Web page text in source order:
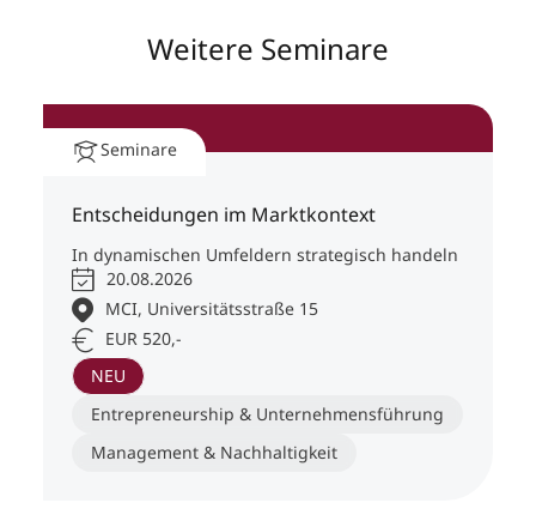
Weitere Seminare
Seminare
Entscheidungen im Marktkontext
In dynamischen Umfeldern strategisch handeln
20.08.2026
MCI, Universitätsstraße 15
EUR 520,-
NEU
Entrepreneurship & Unternehmensführung
Management & Nachhaltigkeit